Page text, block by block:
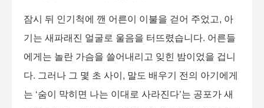
잠시 뒤 인기척에 깬 어른이 이불을 걷어 주었고, 아
기는 새파래진 얼굴로 울음을 터뜨렸습니다. 어른들
에게는 놀란 가슴을 쓸어내리고 잊힌 밤이었을 겁니
다. 그러나 그 몇 초 사이 , 말도 배우기 전의 아기에게
는 ‘숨이 막히면 나는 이대로 사라진다’는 공포가 새